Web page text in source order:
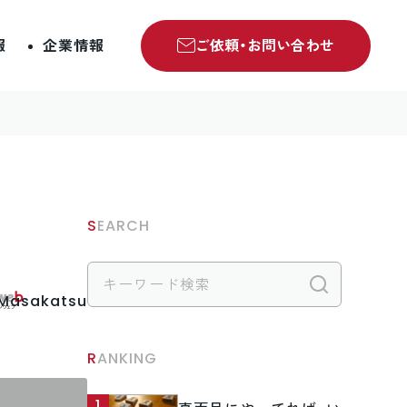
企業情報 ご依頼・お問い合わせ
SEARCH
RANKING